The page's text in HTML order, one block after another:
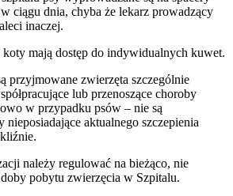
ciągu dnia, chyba że lekarz prowadzący
inaczej.
mają dostęp do indywidualnych kuwet.
przyjmowane zwierzęta szczególnie
lub przenoszące choroby
w przypadku psów – nie są
nieposiadające aktualnego szczepienia
należy regulować na bieżąco, nie
pobytu zwierzęcia w Szpitalu.